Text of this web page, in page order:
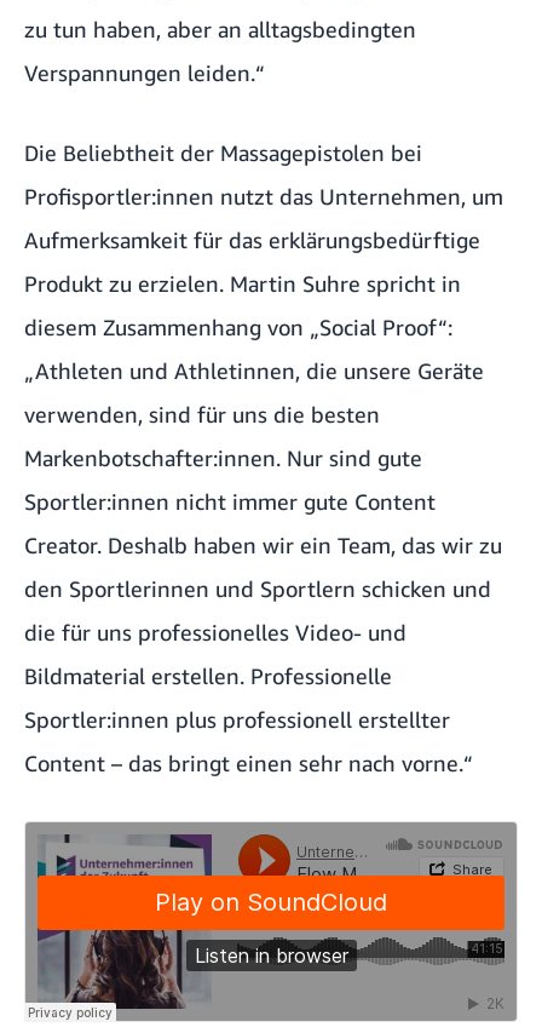
zu tun haben, aber an alltagsbedingten
Verspannungen leiden.“
Die Beliebtheit der Massagepistolen bei
Profisportler:innen nutzt das Unternehmen, um
Aufmerksamkeit für das erklärungsbedürftige
Produkt zu erzielen. Martin Suhre spricht in
diesem Zusammenhang von „Social Proof“:
„Athleten und Athletinnen, die unsere Geräte
verwenden, sind für uns die besten
Markenbotschafter:innen. Nur sind gute
Sportler:innen nicht immer gute Content
Creator. Deshalb haben wir ein Team, das wir zu
den Sportlerinnen und Sportlern schicken und
die für uns professionelles Video- und
Bildmaterial erstellen. Professionelle
Sportler:innen plus professionell erstellter
Content – das bringt einen sehr nach vorne.“